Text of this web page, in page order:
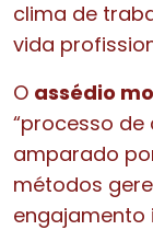
clima de
vida
O assédio
“processo
amparado
métodos
engajamento